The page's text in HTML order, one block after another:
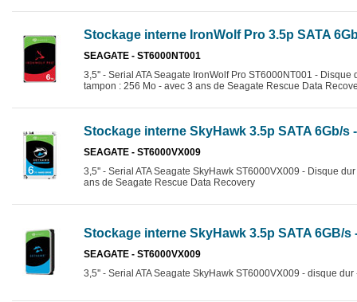
Stockage interne IronWolf Pro 3.5p SATA
SEAGATE - ST6000NT001
3,5'' - Serial ATA Seagate IronWolf Pro ST6000NT001 -
tampon : 256 Mo - avec 3 ans de Seagate Rescue Data
Stockage interne SkyHawk 3.5p SATA 6Gb/s
SEAGATE - ST6000VX009
3,5'' - Serial ATA Seagate SkyHawk ST6000VX009 - Disque
ans de Seagate Rescue Data Recovery
Stockage interne SkyHawk 3.5p SATA 6GB/s
SEAGATE - ST6000VX009
3,5'' - Serial ATA Seagate SkyHawk ST6000VX009 - disque dur